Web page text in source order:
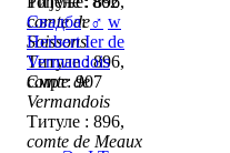
comte de
Soissons
Титуле : 896,
comte de
Vermandois
Титуле : 896,
comte de Meaux
Свадба:♂ w
Herbert Ier de
Vermandois
Смрт: 907